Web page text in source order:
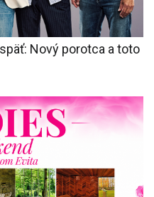
Nový porotca a toto